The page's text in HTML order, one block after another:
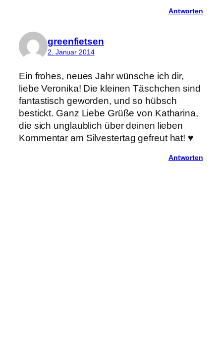
Antworten
greenfietsen
2. Januar 2014
Ein frohes, neues Jahr wünsche ich dir,
liebe Veronika! Die kleinen Täschchen sind
fantastisch geworden, und so hübsch
bestickt. Ganz Liebe Grüße von Katharina,
die sich unglaublich über deinen lieben
Kommentar am Silvestertag gefreut hat! ♥
Antworten